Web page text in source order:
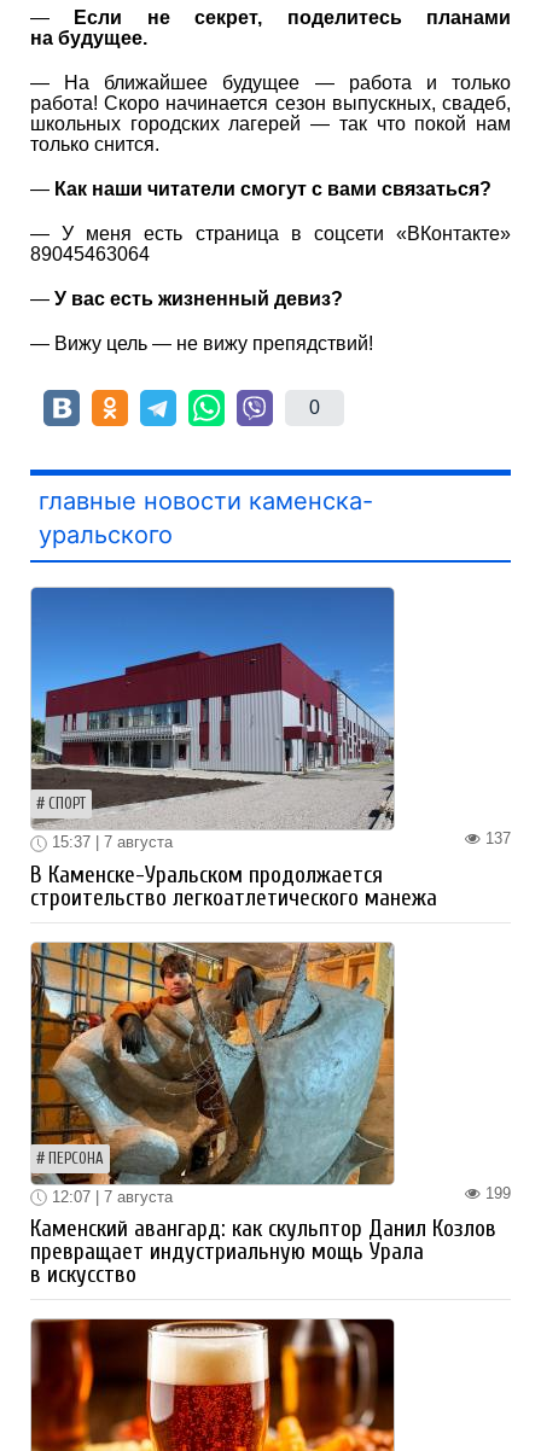
—
Если не секрет, поделитесь планами
на будущее.
— На ближайшее будущее — работа и только
работа! Скоро начинается сезон выпускных, свадеб,
школьных городских лагерей — так что покой нам
только снится.
— Как наши читатели смогут с вами связаться?
— У меня есть страница в соцсети «ВКонтакте»
89045463064
— У вас есть жизненный девиз?
— Вижу цель — не вижу препядствий!
0
главные новости каменска-
уральского
СПОРТ
137
15:37 | 7 августа
В Каменске-Уральском продолжается
строительство легкоатлетического манежа
ПЕРСОНА
199
12:07 | 7 августа
Каменский авангард: как скульптор Данил Козлов
превращает индустриальную мощь Урала
в искусство